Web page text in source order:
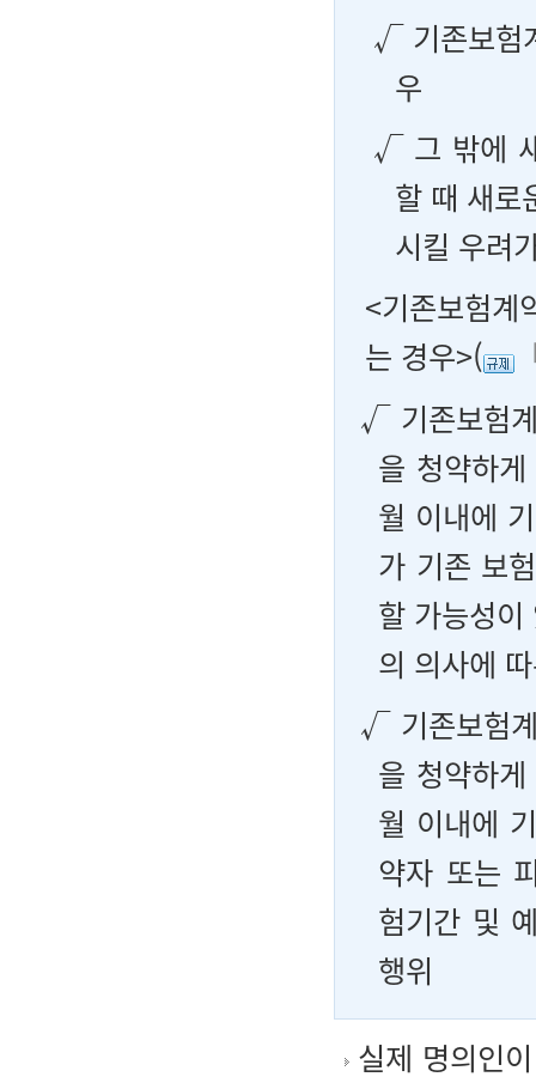
√ 기존보험
우
√ 그 밖에
할 때 새로
시킬 우려
<기존보험계
는 경우>(
√ 기존보험
을 청약하
월 이내에
가 기존 보
할 가능성
의 의사에
√ 기존보험
을 청약하
월 이내에
약자 또는
험기간 및
행위
실제 명의인